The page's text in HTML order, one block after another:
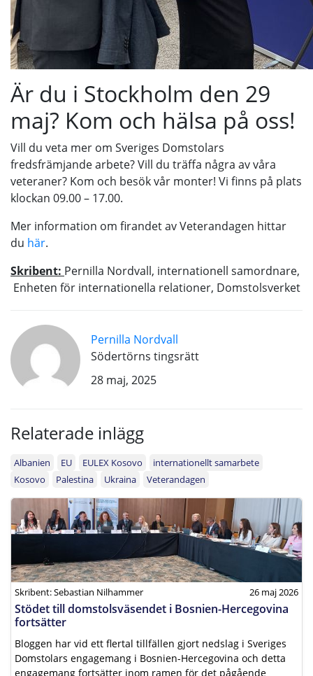
Är du i Stockholm den 29
maj? Kom och hälsa på oss!
Vill du veta mer om Sveriges Domstolars
fredsfrämjande arbete? Vill du träffa några av våra
veteraner? Kom och besök vår monter! Vi finns på plats
klockan 09.00 – 17.00.
Mer information om firandet av Veterandagen hittar
du här.
Skribent: Pernilla Nordvall, internationell samordnare,
Enheten för internationella relationer, Domstolsverket
Pernilla Nordvall
Södertörns tingsrätt
28 maj, 2025
Relaterade inlägg
Albanien EU EULEX Kosovo
internationellt samarbete
Kosovo
Palestina Ukraina Veterandagen
Skribent: Sebastian Nilhammer 26 maj 2026
Stödet till domstolsväsendet i Bosnien-Hercegovina
fortsätter
Bloggen har vid ett flertal tillfällen gjort nedslag i Sveriges
Domstolars engagemang i Bosnien-Hercegovina och detta
engagemang fortsätter inom ramen för det pågående